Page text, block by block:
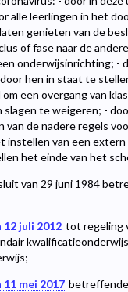
alle leerlingen in het
genieten van de
of fase naar de
onderwijsinrichting; -
hen in staat te
een overgang van
te weigeren; -
van de nadere regels
instellen van een
het einde van het
van 29 juni 1984
12 juli 2012 tot regeling
mei 2017 betreffende